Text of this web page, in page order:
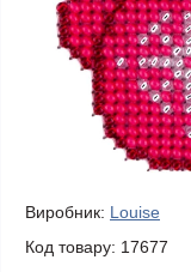
Виробник: Louise
Код товару: 17677